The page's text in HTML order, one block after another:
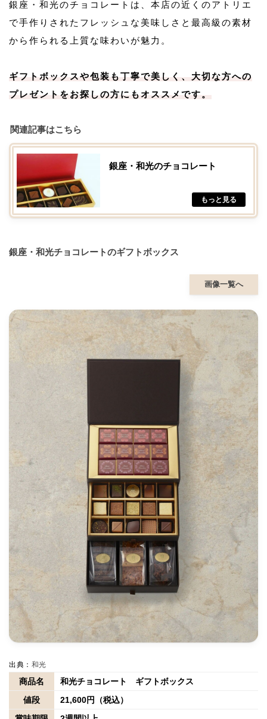
銀座・和光のチョコレートは、本店の近くのアトリエ
で手作りされたフレッシュな美味しさと最高級の素材
から作られる上質な味わいが魅力。
ギフトボックスや包装も丁寧で美しく、大切な方への
プレゼントをお探しの方にもオススメです。
関連記事はこちら
銀座・和光のチョコレート
銀座・和光チョコレートのギフトボックス
画像一覧へ
出典： 和光
商品名
和光チョコレート ギフトボックス
値段
21,600円（税込）